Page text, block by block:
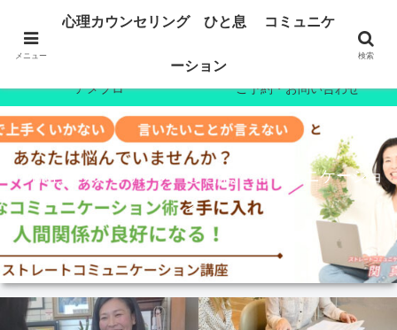
心理カウンセリング ひと息 コミュニケーショ
ン
ホーム プロフィール
心理カウンセリング
アメブロ ご予約・お問い合わせ
メニュー
心理カウンセリング ひと息 コミュニケ
ーション
検索